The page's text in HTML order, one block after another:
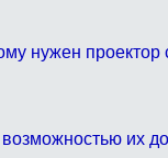
нужен
их